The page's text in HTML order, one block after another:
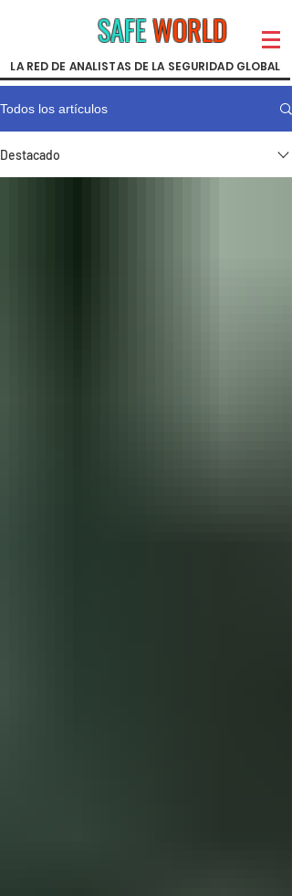
SAFEWORLD
LA RED DE ANALISTAS DE LA SEGURIDAD GLOBAL
Todos los artículos
Destacado